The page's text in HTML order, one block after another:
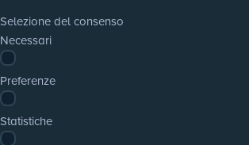
Selezione del consenso
Necessari
Preferenze
Statistiche